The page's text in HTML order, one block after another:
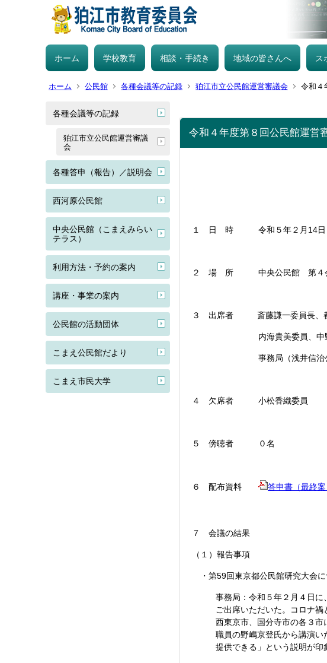
ホーム 学校教育 相談・手続き 地域の皆さんへ ス
ホーム 公民館 各種会議等の記録 狛江市立公民館運営審議会 令和４
各種会議等の記録
狛江市立公民館運営審議
会
各種答申（報告）／説明会
西河原公民館
中央公民館（こまえみらい
テラス）
利用方法・予約の案内
講座・事業の案内
公民館の活動団体
こまえ公民館だより
こまえ市民大学
令和４年度第８回公民館運営
１ 日 時 令和５年２月14日（
２ 場 所 中央公民館 第４
３ 出席者 斎藤謙一委員長、都
内海貴美委員、中野潔委
事務局（浅井信治公民館長
４ 欠席者 小松香織委員
５ 傍聴者 ０名
６ 配布資料 答申書（最終
７ 会議の結果
（１）報告事項
・第59回東京都公民館研究大会に
事務局：令和５年２月４日
ご出席いただいた。コロナ
西東京市、国分寺市の各３
職員の野嶋京登氏から講演
提供できる」という説明が印